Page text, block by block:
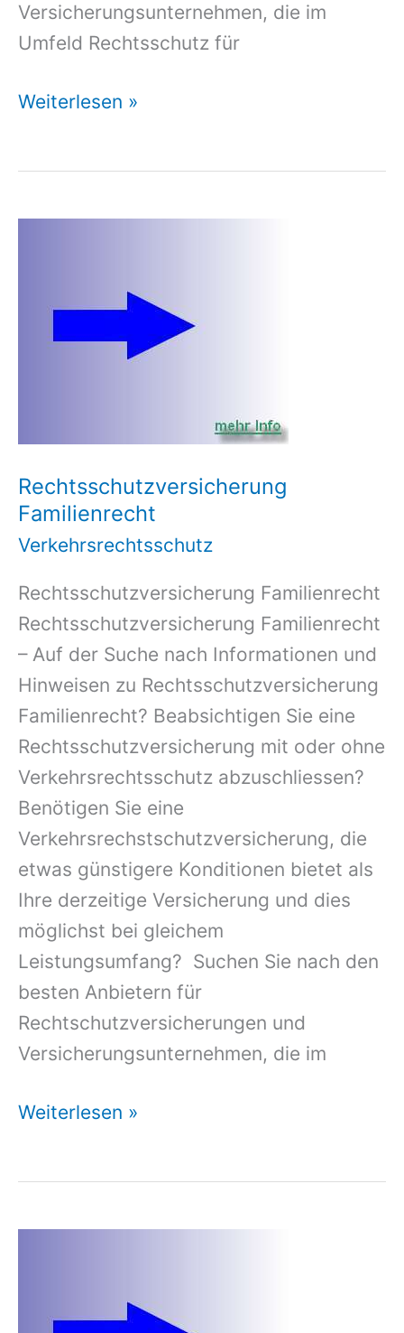
Versicherungsunternehmen, die im
Umfeld Rechtsschutz für
Familienrechtsschutz
Weiterlesen »
Rechtsschutzversicherung
Familienrecht
Verkehrsrechtsschutz
Rechtsschutzversicherung Familienrecht
Rechtsschutzversicherung Familienrecht
– Auf der Suche nach Informationen und
Hinweisen zu Rechtsschutzversicherung
Familienrecht? Beabsichtigen Sie eine
Rechtsschutzversicherung mit oder ohne
Verkehrsrechtsschutz abzuschliessen?
Benötigen Sie eine
Verkehrsrechstschutzversicherung, die
etwas günstigere Konditionen bietet als
Ihre derzeitige Versicherung und dies
möglichst bei gleichem
Leistungsumfang? Suchen Sie nach den
besten Anbietern für
Rechtschutzversicherungen und
Versicherungsunternehmen, die im
Rechtsschutzversicherung
Weiterlesen »